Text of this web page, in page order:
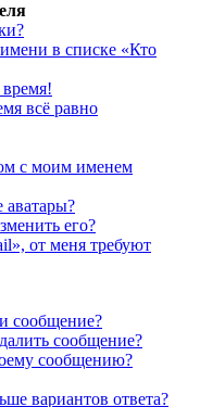
в списке «Кто
всё равно
с моим именем
его?
от меня требуют
сообщение?
сообщение?
сообщению?
вариантов ответа?